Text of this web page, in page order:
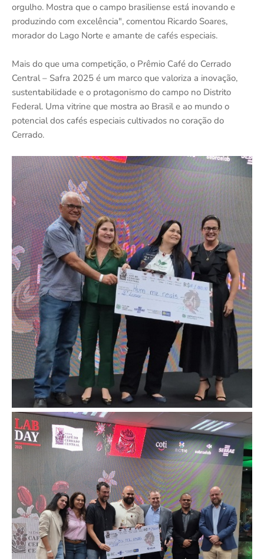
orgulho. Mostra que o campo brasiliense está inovando e
produzindo com excelência", comentou Ricardo Soares,
morador do Lago Norte e amante de cafés especiais.
Mais do que uma competição, o Prêmio Café do Cerrado
Central – Safra 2025 é um marco que valoriza a inovação,
sustentabilidade e o protagonismo do campo no Distrito
Federal. Uma vitrine que mostra ao Brasil e ao mundo o
potencial dos cafés especiais cultivados no coração do
Cerrado.